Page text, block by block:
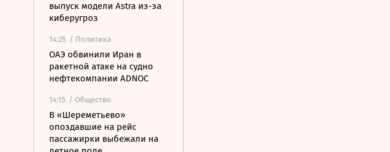
выпуск модели Astra из-за
киберугроз
14:25 / Политика
ОАЭ обвинили Иран в
ракетной атаке на судно
нефтекомпании ADNOC
14:15 / Общество
В «Шереметьево»
опоздавшие на рейс
пассажирки выбежали на